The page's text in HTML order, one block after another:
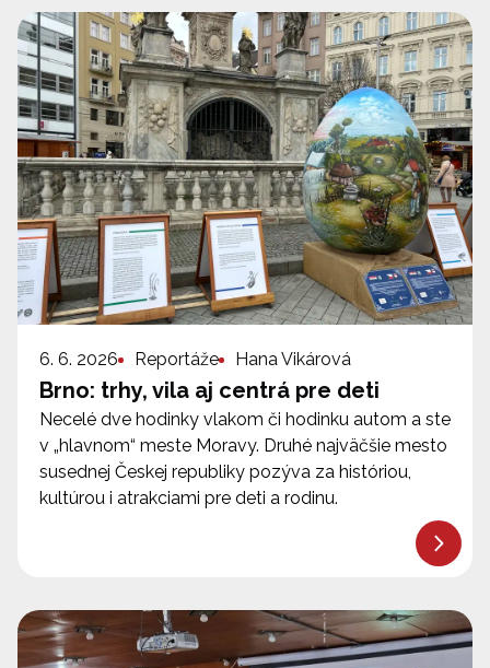
6. 6. 2026 Reportáže Hana Vikárová
Brno: trhy, vila aj centrá pre deti
Necelé dve hodinky vlakom či hodinku autom a ste
v „hlavnom“ meste Moravy. Druhé najväčšie mesto
susednej Českej republiky pozýva za históriou,
kultúrou i atrakciami pre deti a rodinu.